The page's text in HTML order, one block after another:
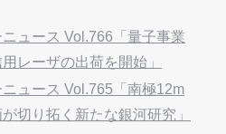
ュース Vol.766「量子事業
レーザの出荷を開始」
ュース Vol.765「南極12m
切り拓く新たな銀河研究」